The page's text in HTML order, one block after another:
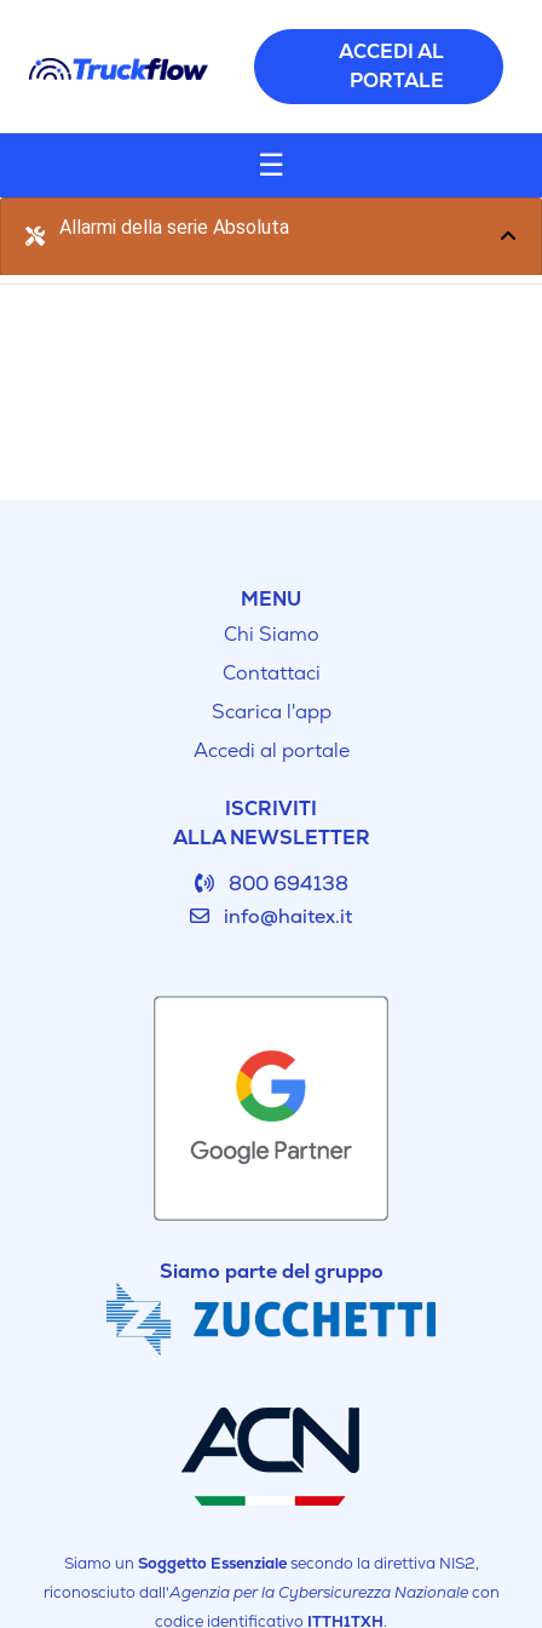
ACCEDI AL
PORTALE
☰
Allarmi della serie Absoluta
MENU
Chi Siamo
Contattaci
Scarica l'app
Accedi al portale
ISCRIVITI
ALLA NEWSLETTER
800 694138
info@haitex.it
Siamo parte del gruppo
Siamo un Soggetto Essenzialesecondo la direttiva NIS2,
riconosciuto dall'Agenzia per la Cybersicurezza Nazionalecon
codice identificativo ITTH1TXH.